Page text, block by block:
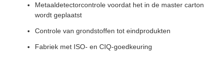
Metaaldetectorcontrole voordat het in de master carton
wordt geplaatst
Controle van grondstoffen tot eindprodukten
Fabriek met ISO- en CIQ-goedkeuring